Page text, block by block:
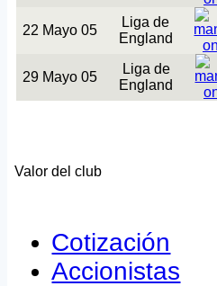
22 Mayo 05
Liga de
England
29 Mayo 05
Liga de
England
Valor del club
Cotización
Accionistas